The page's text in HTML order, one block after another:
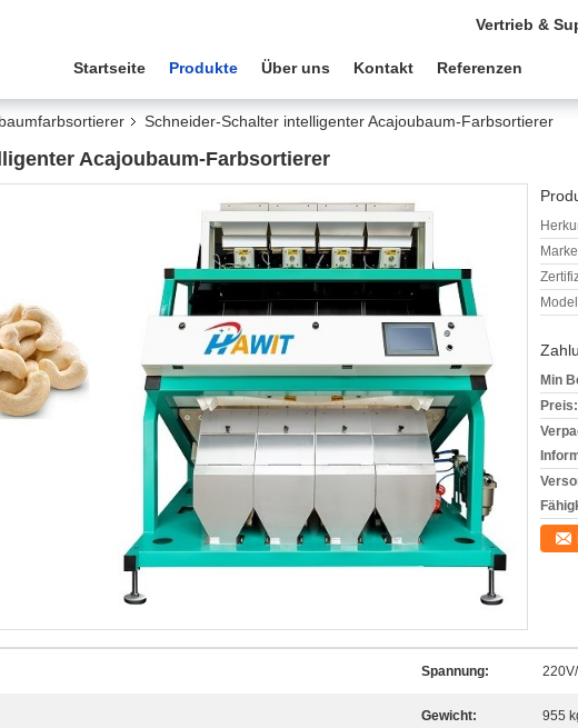
Vertrieb &
Startseite Produkte Über uns Kontakt Referenzen
Schneider-Schalter intelligenter Acajoubaum-Farbsortierer
Acajoubaum-Farbsortierer
Min
Preis:
Spannung:
Gewicht: 955